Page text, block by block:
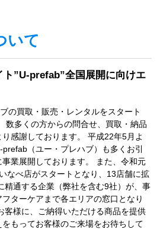
いて
ト”U-prefab”全国展開に向けエ
の買取・販売・レンタルをスタート
数多くの方からの問合せ、買取・納品
感謝しております。 平成22年5月よ
（ユー・プレハブ）も多くお引
業展開しております。 また、令和元
なべ店がスタートとなり、13店舗に拡
精通する企業（弊社を含む9社）が、事
ターケアまで各エリアの窓口となり
客様に、ご納得いただける商品を提供
もってお客様のご来場をお待ちして